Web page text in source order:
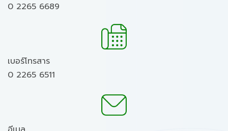
0 2265 6689
เบอร์โทรสาร
0 2265 6511